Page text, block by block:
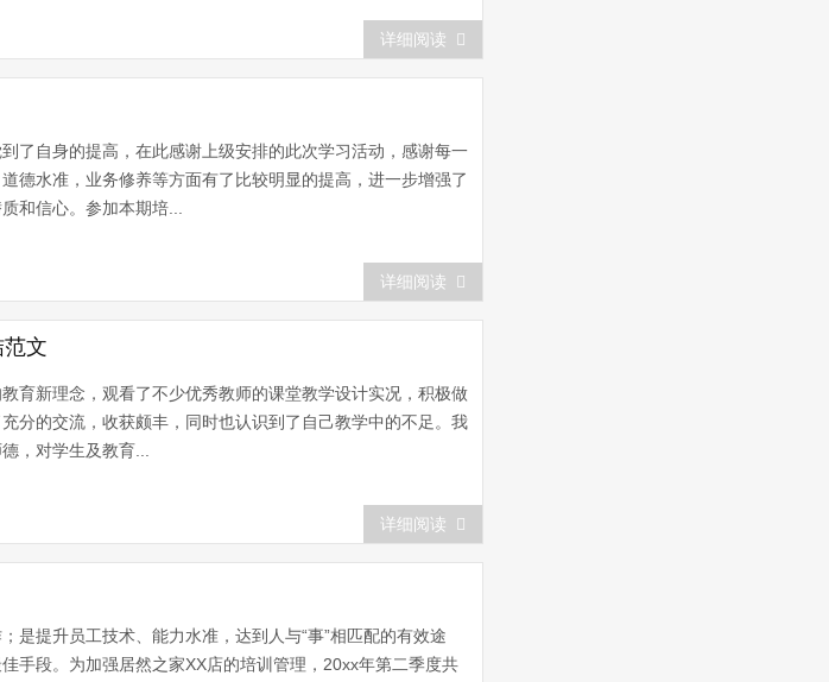
详细阅读
自身的提高，在此感谢上级安排的此次学习活动，感谢每一
德水准，业务修养等方面有了比较明显的提高，进一步增强了
和信心。参加本期培...
详细阅读
文
育新理念，观看了不少优秀教师的课堂教学设计实况，积极做
分的交流，收获颇丰，同时也认识到了自己教学中的不足。我
，对学生及教育...
详细阅读
是提升员工技术、能力水准，达到人与“事”相匹配的有效途
手段。为加强居然之家XX店的培训管理，20xx年第二季度共